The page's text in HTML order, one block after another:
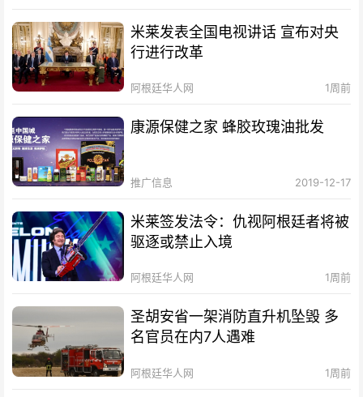
米莱发表全国电视讲话 宣布对央
行进行改革
阿根廷华人网 1周前
康源保健之家 蜂胶玫瑰油批发
推广信息 2019-12-17
米莱签发法令：仇视阿根廷者将被
驱逐或禁止入境
阿根廷华人网 1周前
圣胡安省一架消防直升机坠毁 多
名官员在内7人遇难
阿根廷华人网 1周前